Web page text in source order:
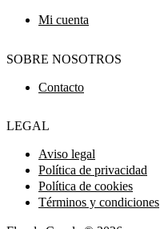
Mi cuenta
SOBRE NOSOTROS
Contacto
LEGAL
Aviso legal
Política de privacidad
Política de cookies
Términos y condiciones